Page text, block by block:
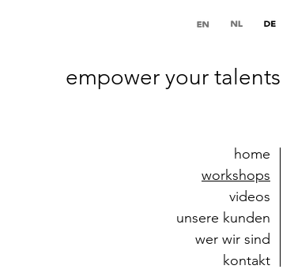
empower your talents
home
workshops
videos
unsere kunden
wer wir sind
kontakt